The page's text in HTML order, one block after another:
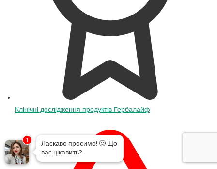
Клінічні дослідження продуктів Гербалайф
1 Ласкаво просимо! 🙂 Що
вас цікавить?